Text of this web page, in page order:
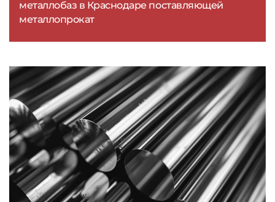
металлобаз в Краснодаре поставляющей
металлопрокат